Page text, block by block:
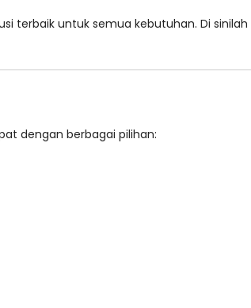
terbaik untuk semua kebutuhan. Di sinilah
dengan berbagai pilihan: